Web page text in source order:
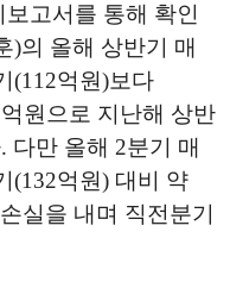
고서를 통해 확인
)의 올해 상반기 매
(112억원)보다
원으로 지난해 상반
다만 올해 2분기 매
(132억원) 대비 약
실을 내며 직전분기